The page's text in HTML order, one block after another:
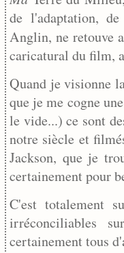
de l'adaptation,
Anglin, ne retouve
caricatural du film,
Quand je visionne
que je me cogne
le vide...) ce sont
notre siècle et
Jackson, que je
certainement pour
C'est totalement
irréconciliables
certainement tous